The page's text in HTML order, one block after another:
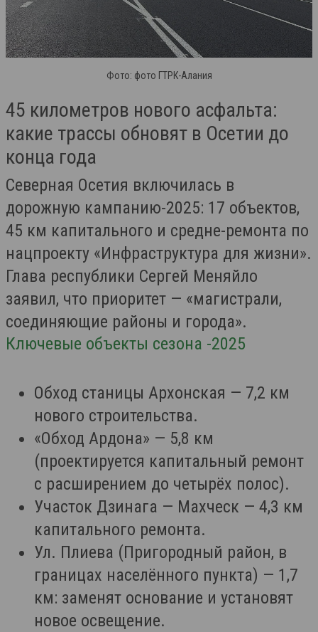
Фото: фото ГТРК-Алания
45 километров нового асфальта:
какие трассы обновят в Осетии до
конца года
Северная Осетия включилась в
дорожную кампанию-2025: 17 объектов,
45 км капитального и средне-ремонта по
нацпроекту «Инфраструктура для жизни».
Глава республики Сергей Меняйло
заявил, что приоритет — «магистрали,
соединяющие районы и города».
Ключевые объекты сезона -2025
Обход станицы Архонская — 7,2 км
нового строительства.
«Обход Ардона» — 5,8 км
(проектируется капитальный ремонт
с расширением до четырёх полос).
Участок Дзинага — Махческ — 4,3 км
капитального ремонта.
Ул. Плиева (Пригородный район, в
границах населённого пункта) — 1,7
км: заменят основание и установят
новое освещение.